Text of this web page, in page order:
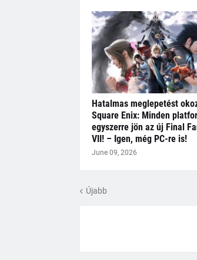
Hatalmas meglepetést
Square Enix: Minden
egyszerre jön az új Final
VII! – Igen, még PC-re is!
June 09, 2026
Újabb